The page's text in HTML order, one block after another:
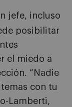
jefe, incluso
posibilitar
el miedo a
“Nadie
con tu
Lamberti,